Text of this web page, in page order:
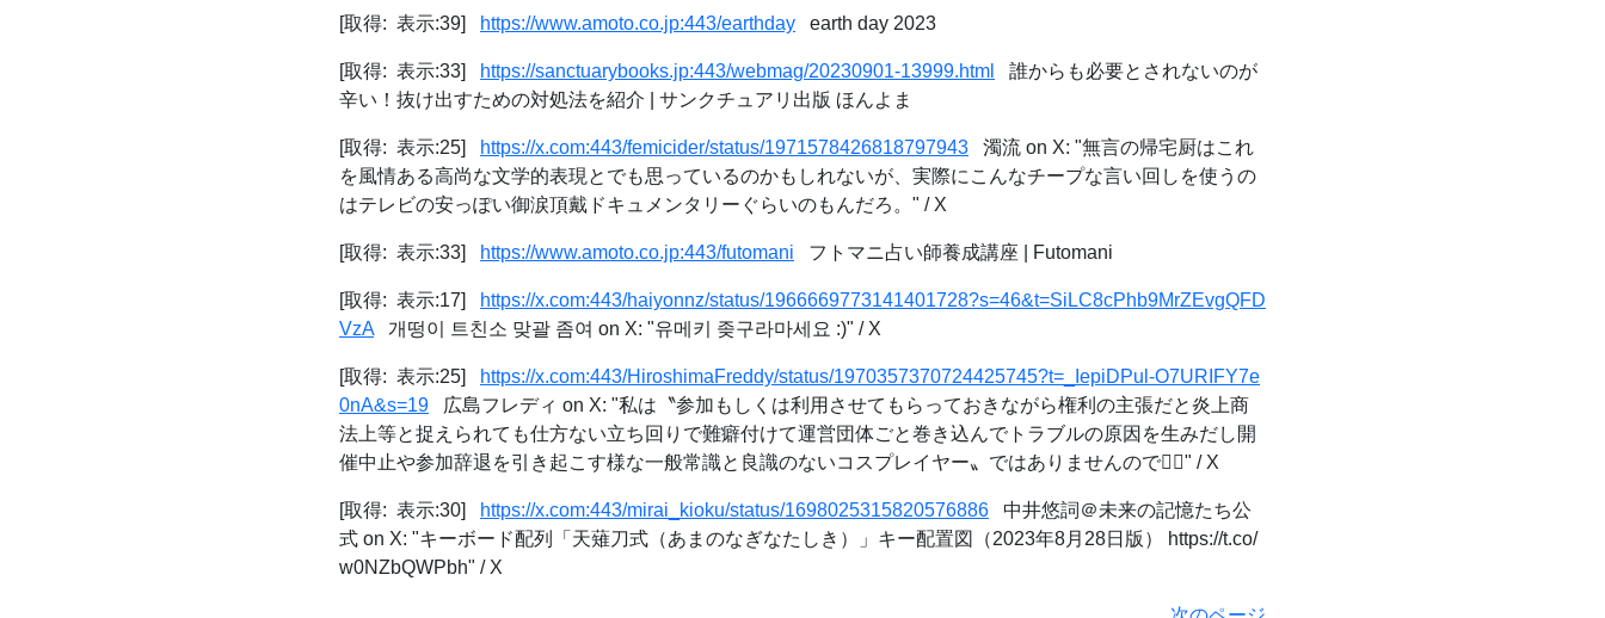
[取得: 表示:39] https://www.amoto.co.jp:443/earthday earth day 2023
[取得: 表示:33] https://sanctuarybooks.jp:443/webmag/20230901-13999.html
誰からも必要とされないのが
辛い！抜け出すための対処法を紹介 | サンクチュアリ出版 ほんよま
[取得: 表示:25] https://x.com:443/femicider/status/1971578426818797943 濁流 on X: "無言の帰宅厨はこれ
を風情ある高尚な文学的表現とでも思っているのかもしれないが、実際にこんなチープな言い回しを使うの
はテレビの安っぽい御涙頂戴ドキュメンタリーぐらいのもんだろ。" / X
[取得: 表示:33] https://www.amoto.co.jp:443/futomani フトマニ占い師養成講座 | Futomani
[取得: 表示:17]
https://x.com:443/haiyonnz/status/1966669773141401728?s=46&t=SiLC8cPhb9MrZEvgQFD
VzA개떵이 트친소 맞괄 좀여 on X: "유메키 좆구라마세요 :)" / X
[取得: 表示:25]
https://x.com:443/HiroshimaFreddy/status/1970357370724425745?t=_IepiDPul-O7URIFY7e
0nA&s=19 広島フレディ on X: "私は〝参加もしくは利用させてもらっておきながら権利の主張だと炎上商
法上等と捉えられても仕方ない立ち回りで難癖付けて運営団体ごと巻き込んでトラブルの原因を生みだし開
催中止や参加辞退を引き起こす様な一般常識と良識のないコスプレイヤー〟ではありませんので💁‍♂️" / X
[取得: 表示:30] https://x.com:443/mirai_kioku/status/1698025315820576886 中井悠詞＠未来の記憶たち公
式 on X: "キーボード配列「天薙刀式（あまのなぎなたしき）」キー配置図（2023年8月28日版） https://t.co/
w0NZbQWPbh" / X